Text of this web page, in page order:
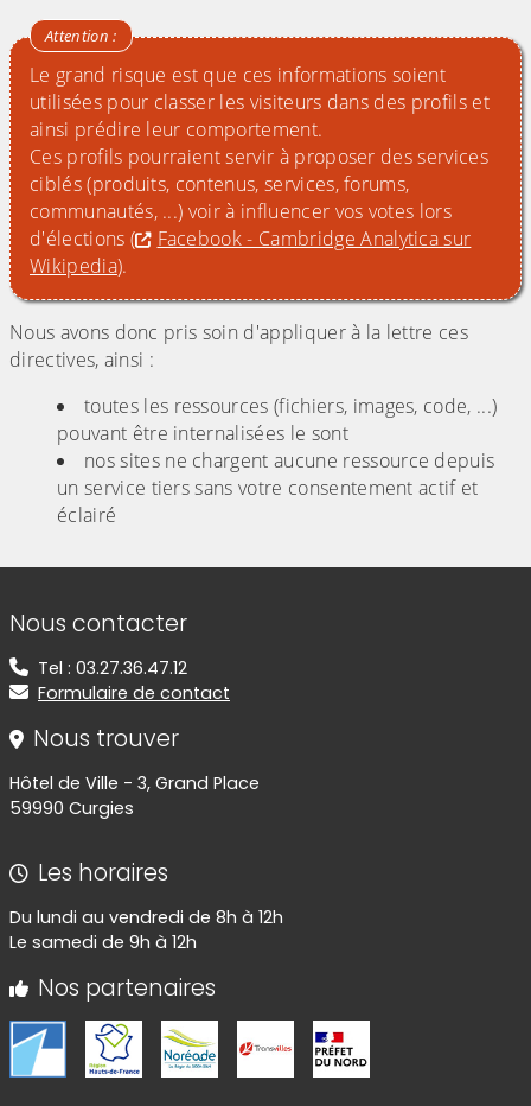
Le grand risque est que ces informations soient
utilisées pour classer les visiteurs dans des profils et
ainsi prédire leur comportement.
Ces profils pourraient servir à proposer des services
ciblés (produits, contenus, services, forums,
communautés, ...) voir à influencer vos votes lors
d'élections (
Facebook - Cambridge Analytica sur
Wikipedia).
Nous avons donc pris soin d'appliquer à la lettre ces
directives, ainsi :
toutes les ressources (fichiers, images, code, ...)
pouvant être internalisées le sont
nos sites ne chargent aucune ressource depuis
un service tiers sans votre consentement actif et
éclairé
Informations de contact
Nous contacter
Tel : 03.27.36.47.12
Formulaire de contact
Nous trouver
Hôtel de Ville - 3, Grand Place
59990 Curgies
Les horaires
Du lundi au vendredi de 8h à 12h
Le samedi de 9h à 12h
Nos partenaires